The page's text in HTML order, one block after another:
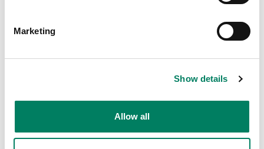
Marketing
Show details
Allow all